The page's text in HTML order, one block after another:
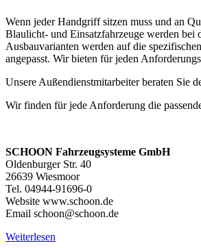
Wenn jeder Handgriff sitzen muss und an
Blaulicht- und Einsatzfahrzeuge werden
Ausbauvarianten werden auf die
angepasst. Wir bieten für jeden
Unsere Außendienstmitarbeiter beraten Sie
Wir finden für jede Anforderung die
SCHOON Fahrzeugsysteme GmbH
Oldenburger Str. 40
26639 Wiesmoor
Tel. 04944-91696-0
Website www.schoon.de
Email schoon@schoon.de
Weiterlesen